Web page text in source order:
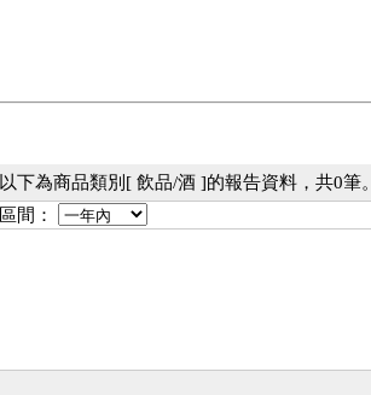
以下為商品類別[ 飲品/酒 ]的報告資料，共0筆。
區間：